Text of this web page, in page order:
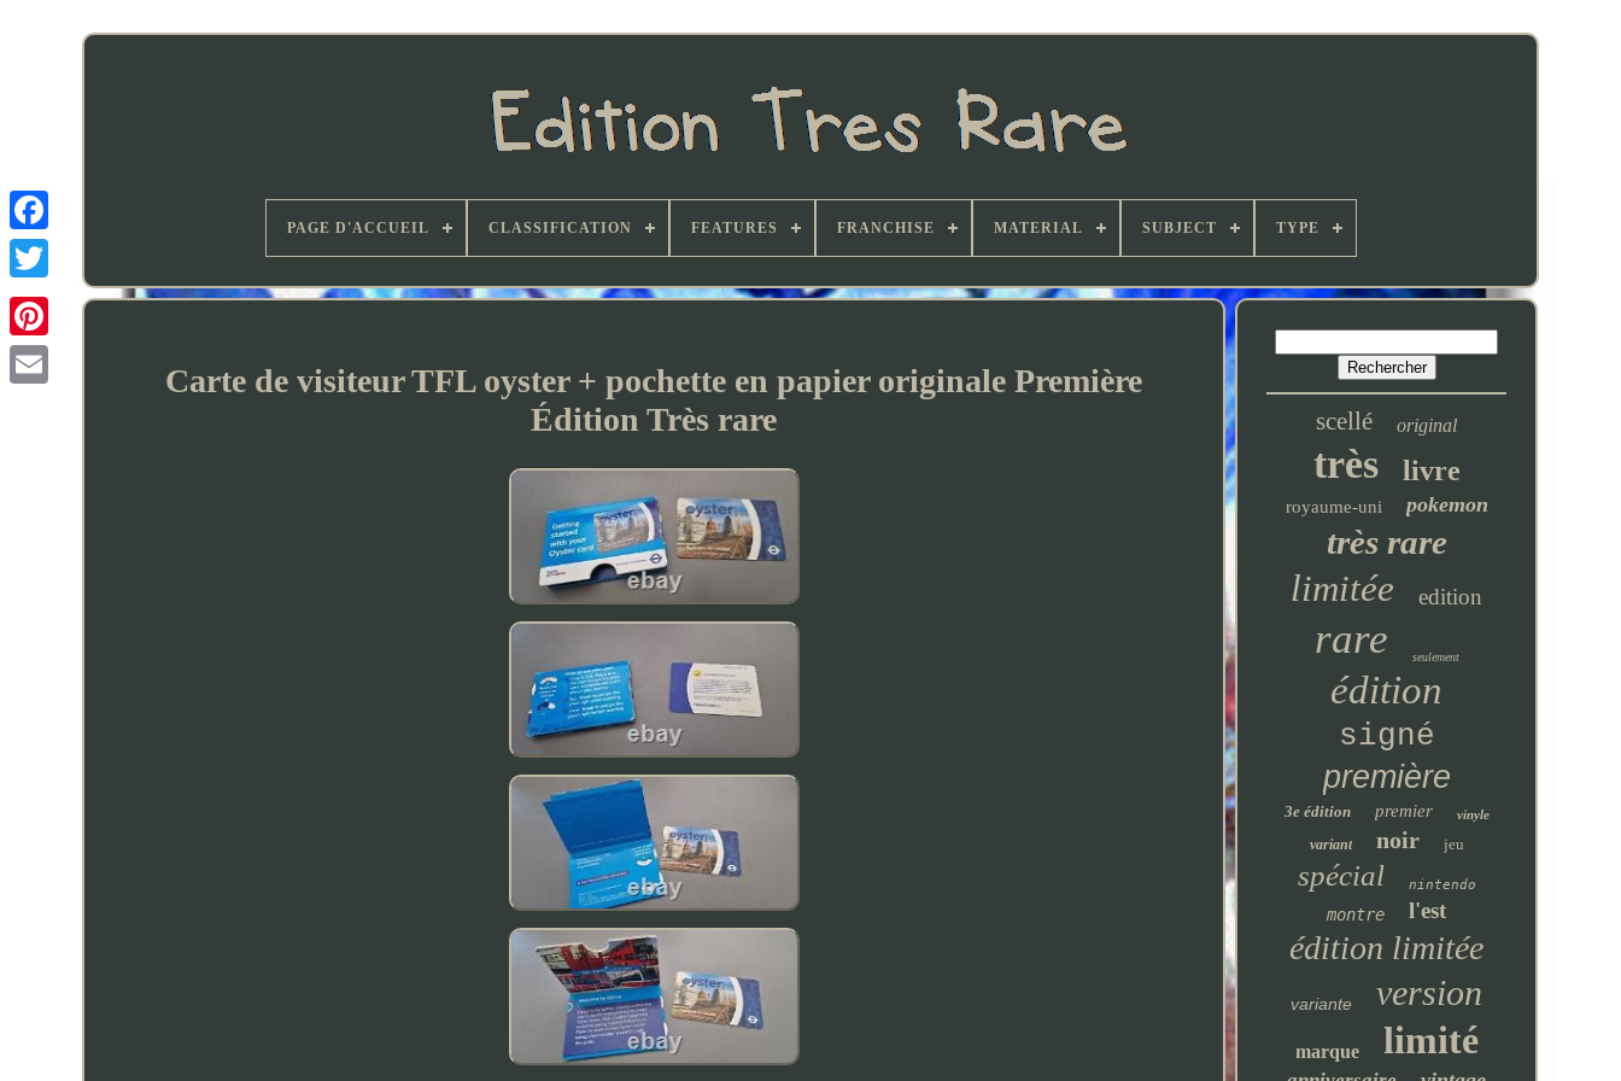
PAGE D'ACCUEIL CLASSIFICATION FEATURES FRANCHISE MATERIAL SUBJECT TYPE
Carte de visiteur TFL oyster + pochette en papier originale Première
Édition Très rare
scellé original
très livre
royaume-uni pokemon
très rare
limitée edition
rare seulement
édition
signé
première
3e édition premier vinyle
variant noir jeu
spécial nintendo
montre l'est
édition limitée
variante version
marque limité